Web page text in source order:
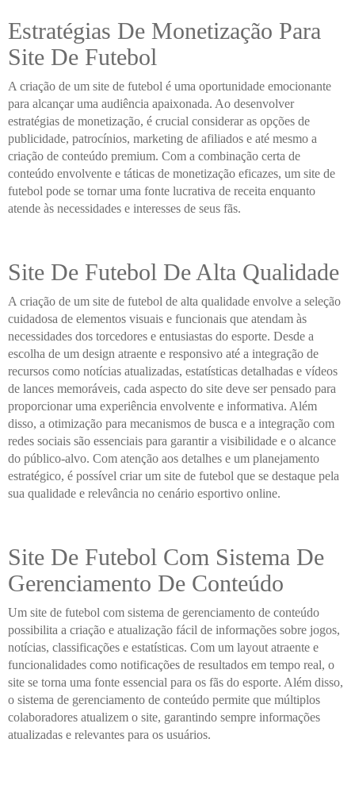
Estratégias De Monetização Para
Site De Futebol
A criação de um site de futebol é uma oportunidade emocionante
para alcançar uma audiência apaixonada. Ao desenvolver
estratégias de monetização, é crucial considerar as opções de
publicidade, patrocínios, marketing de afiliados e até mesmo a
criação de conteúdo premium. Com a combinação certa de
conteúdo envolvente e táticas de monetização eficazes, um site de
futebol pode se tornar uma fonte lucrativa de receita enquanto
atende às necessidades e interesses de seus fãs.
Site De Futebol De Alta Qualidade
A criação de um site de futebol de alta qualidade envolve a seleção
cuidadosa de elementos visuais e funcionais que atendam às
necessidades dos torcedores e entusiastas do esporte. Desde a
escolha de um design atraente e responsivo até a integração de
recursos como notícias atualizadas, estatísticas detalhadas e vídeos
de lances memoráveis, cada aspecto do site deve ser pensado para
proporcionar uma experiência envolvente e informativa. Além
disso, a otimização para mecanismos de busca e a integração com
redes sociais são essenciais para garantir a visibilidade e o alcance
do público-alvo. Com atenção aos detalhes e um planejamento
estratégico, é possível criar um site de futebol que se destaque pela
sua qualidade e relevância no cenário esportivo online.
Site De Futebol Com Sistema De
Gerenciamento De Conteúdo
Um site de futebol com sistema de gerenciamento de conteúdo
possibilita a criação e atualização fácil de informações sobre jogos,
notícias, classificações e estatísticas. Com um layout atraente e
funcionalidades como notificações de resultados em tempo real, o
site se torna uma fonte essencial para os fãs do esporte. Além disso,
o sistema de gerenciamento de conteúdo permite que múltiplos
colaboradores atualizem o site, garantindo sempre informações
atualizadas e relevantes para os usuários.